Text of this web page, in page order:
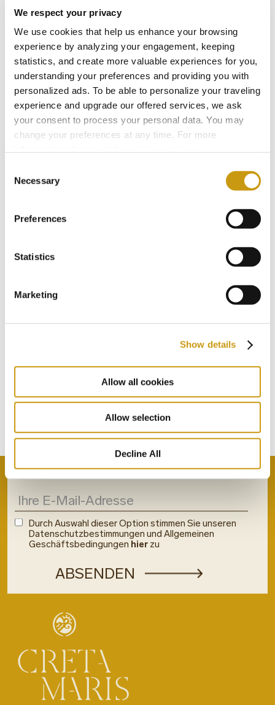
We respect your privacy
We use cookies that help us enhance your browsing
experience by analyzing your engagement, keeping
statistics, and create more valuable experiences for you,
understanding your preferences and providing you with
personalized ads. To be able to personalize your traveling
experience and upgrade our offered services, we ask
your consent to process your personal data. You may
change your preferences at any time. For more
Selection
Necessary
Preferences
Statistics
Marketing
Show details
Allow all cookies
Allow selection
Decline All
AUSZEI-
CHNUNGEN
& SIEGE
TOUCH
ABONNIEREN SIE UNSEREN
NEWSLETTER
Durch Auswahl dieser Option stimmen Sie unseren
Datenschutzbestimmungen und Allgemeinen
Geschäftsbedingungen hier zu